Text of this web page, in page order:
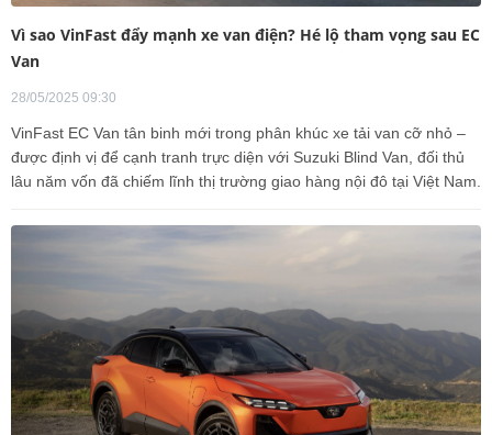
Vì sao VinFast đẩy mạnh xe van điện? Hé lộ tham vọng sau EC
Van
28/05/2025 09:30
VinFast EC Van tân binh mới trong phân khúc xe tải van cỡ nhỏ –
được định vị để cạnh tranh trực diện với Suzuki Blind Van, đối thủ
lâu năm vốn đã chiếm lĩnh thị trường giao hàng nội đô tại Việt Nam.